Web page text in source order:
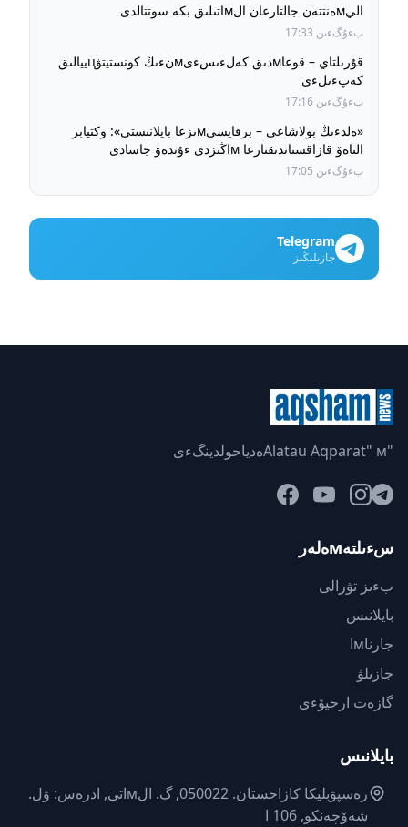
اليмەنتتەن جالتارعان الмاتىلىق بكە سوتتالدى
بءۇگءىن 17:33
قۇرىلتاي – قوعاмدىق كەلءىسءىмنءىڭ كونستيتۋцييالىق
كەپءىلءى
بءۇگءىن 17:16
«ەلدءىڭ بولاشاعى – برقايسىмىزعا بايلانىستى»: وكتيابر
التاەۆ قازاقستاندىقتارعا мاڭىزدى ءۇندەۋ جاسادى
بءۇگءىن 17:05
Telegram
جازىلىڭىز
"Alatau Aqparat" мەدياحولدينگءى
سءىلتەмەلەر
بءىز تۋرالى
بايلانىس
جارناмا
جازىلۋ
گازەت ارحيۆءى
بايلانىس
رەسپۋبليكا كازاحستان. 050022, گ. الмاتى, ادرەس: ۋل.
شەۆچەنكو, 106 ا